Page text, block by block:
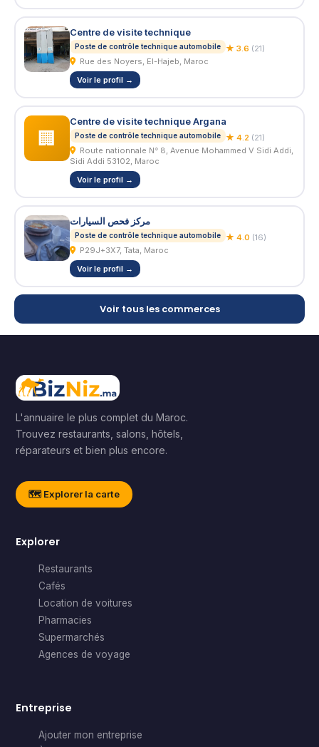
Centre de visite technique
Poste de contrôle technique automobile ★ 3.6 (21)
Rue des Noyers, El-Hajeb, Maroc
Voir le profil →
🏢
Centre de visite technique Argana
Poste de contrôle technique automobile ★ 4.2 (21)
Sidi Addi 53102, Maroc
Voir le profil →
مركز فحص السيارات
Poste de contrôle technique automobile ★ 4.0 (16)
P29J+3X7, Tata, Maroc
Voir le profil →
Voir tous les commerces
L'annuaire le plus complet du Maroc.
Trouvez restaurants, salons, hôtels,
réparateurs et bien plus encore.
🗺️ Explorer la carte
Explorer
Restaurants
Cafés
Location de voitures
Pharmacies
Supermarchés
Agences de voyage
Entreprise
Ajouter mon entreprise